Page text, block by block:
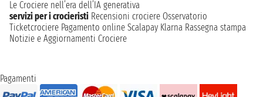
Le Crociere nell’era dell’IA generativa
servizi per i crocieristi Recensioni crociere Osservatorio
Ticketcrociere Pagamento online Scalapay Klarna Rassegna stampa
Notizie e Aggiornamenti Crociere
Pagamenti